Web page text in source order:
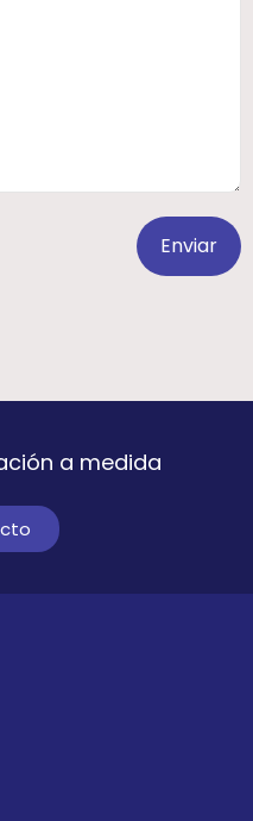
Enviar
a medida